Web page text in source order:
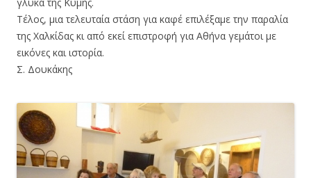
γλυκά της Κύμης.
Τέλος, μια τελευταία στάση για καφέ επιλέξαμε την παραλία
της Χαλκίδας κι από εκεί επιστροφή για Αθήνα γεμάτοι με
εικόνες και ιστορία.
Σ. Δουκάκης